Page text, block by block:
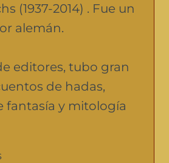
(1937-2014) . Fue un
alemán.
editores, tubo gran
de hadas,
fantasía y mitología